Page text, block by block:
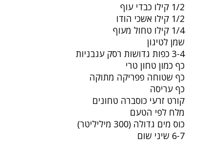
1/2 קילו כבדי עוף
1/2 קילו אשכי הודו
1/4 קילו טחול מעוף
שמן לטיגון
3-4 כפות גדושות רסק עגבניות
כף כמון טחון טרי
כף שטוחה פפריקה מתוקה
כף עריסה
קורט זרעי כוסברה טחונים
מלח לפי הטעם
כוס מים גדולה (300 מיליליטר)
6-7 שיני שום